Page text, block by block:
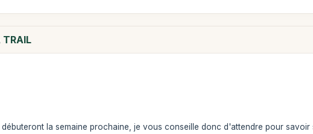
TRAIL
la semaine prochaine, je vous conseille donc d'attendre pour